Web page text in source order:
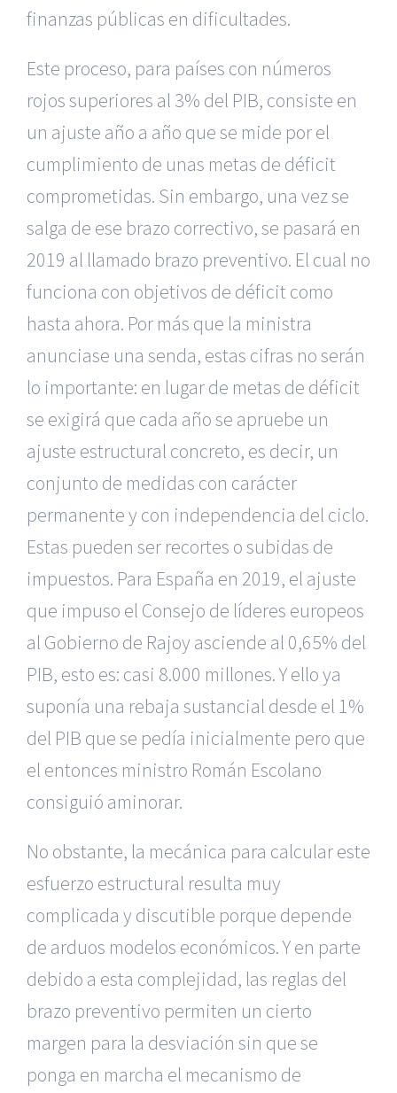
finanzas públicas en dificultades.
Este proceso, para países con números
rojos superiores al 3% del PIB, consiste en
un ajuste año a año que se mide por el
cumplimiento de unas metas de déficit
comprometidas. Sin embargo, una vez se
salga de ese brazo correctivo, se pasará en
2019 al llamado brazo preventivo. El cual no
funciona con objetivos de déficit como
hasta ahora. Por más que la ministra
anunciase una senda, estas cifras no serán
lo importante: en lugar de metas de déficit
se exigirá que cada año se apruebe un
ajuste estructural concreto, es decir, un
conjunto de medidas con carácter
permanente y con independencia del ciclo.
Estas pueden ser recortes o subidas de
impuestos. Para España en 2019, el ajuste
que impuso el Consejo de líderes europeos
al Gobierno de Rajoy asciende al 0,65% del
PIB, esto es: casi 8.000 millones. Y ello ya
suponía una rebaja sustancial desde el 1%
del PIB que se pedía inicialmente pero que
el entonces ministro Román Escolano
consiguió aminorar.
No obstante, la mecánica para calcular este
esfuerzo estructural resulta muy
complicada y discutible porque depende
de arduos modelos económicos. Y en parte
debido a esta complejidad, las reglas del
brazo preventivo permiten un cierto
margen para la desviación sin que se
ponga en marcha el mecanismo de